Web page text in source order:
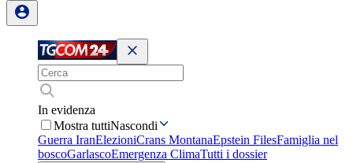
In evidenza
Mostra tuttiNascondi
Guerra IranElezioniCrans MontanaEpstein FilesFamiglia nel
boscoGarlascoEmergenza ClimaTutti i dossier